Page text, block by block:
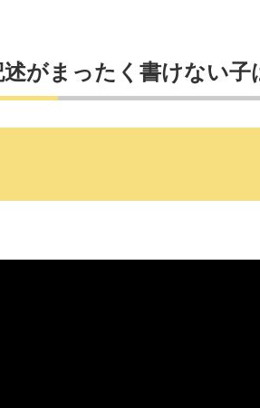
がまったく書けない